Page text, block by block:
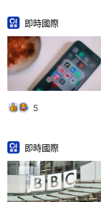
即時國際
5
即時國際